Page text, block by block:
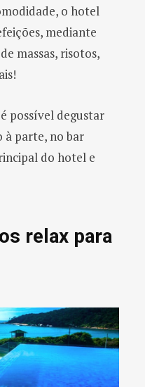
o hotel
mediante
massas, risotos,
possível degustar
à parte, no bar
do hotel e
relax para